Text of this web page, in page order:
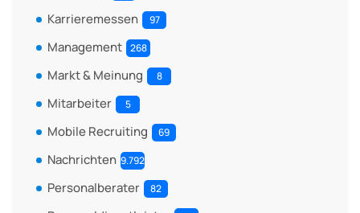
Karrieremessen 97
Management 268
Markt & Meinung 8
Mitarbeiter 5
Mobile Recruiting 69
Nachrichten 9.792
Personalberater 82